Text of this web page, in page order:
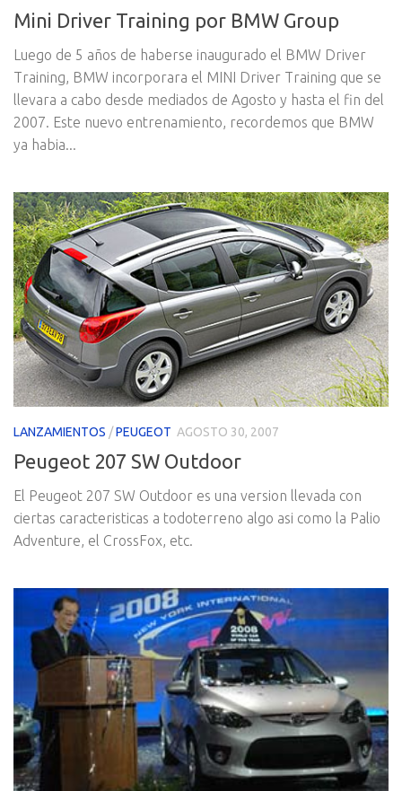
Mini Driver Training por BMW Group
Luego de 5 años de haberse inaugurado el BMW Driver
Training, BMW incorporara el MINI Driver Training que se
llevara a cabo desde mediados de Agosto y hasta el fin del
2007. Este nuevo entrenamiento, recordemos que BMW
ya habia...
LANZAMIENTOS /PEUGEOT AGOSTO 30, 2007
Peugeot 207 SW Outdoor
El Peugeot 207 SW Outdoor es una version llevada con
ciertas caracteristicas a todoterreno algo asi como la Palio
Adventure, el CrossFox, etc.